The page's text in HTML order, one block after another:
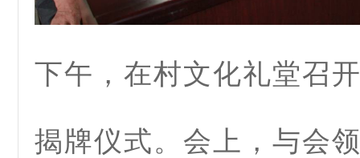
下午，在村文化礼堂召
揭牌仪式。会上，与会